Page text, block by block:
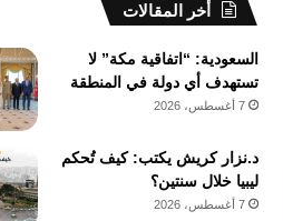
أخر المقالات
السعودية: “اتفاقية مكة” لا
تستهدف أي دولة في المنطقة
7 أغسطس، 2026
د.نزار كريش يكتب: كيف تُحكم
ليبيا خلال سنتين؟
7 أغسطس، 2026